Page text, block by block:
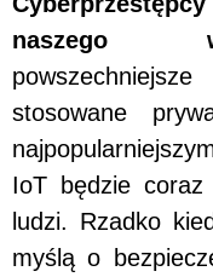
naszego
stosowane
IoT będzie
ludzi. Rzadko
myślą o